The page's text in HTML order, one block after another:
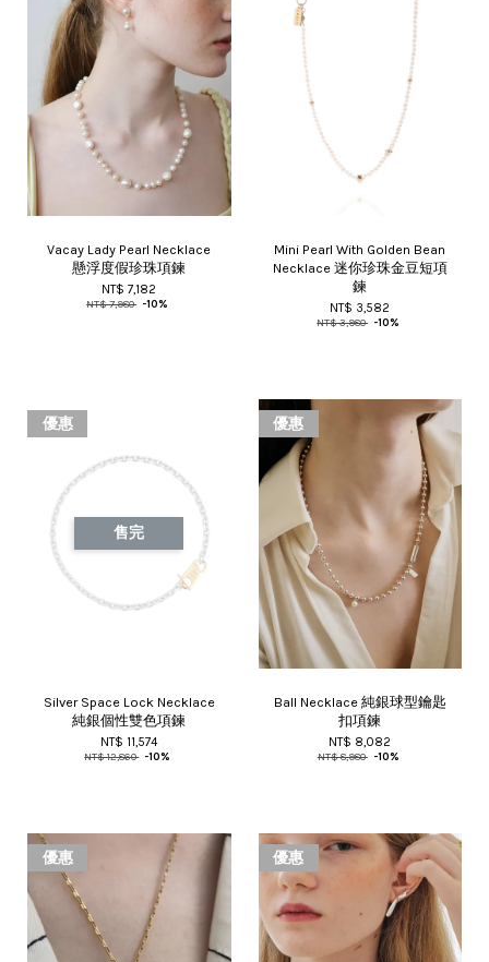
Vacay Lady Pearl Necklace
懸浮度假珍珠項鍊
NT$ 7,182
NT$ 7,980 -10%
Mini Pearl With Golden Bean
Necklace 迷你珍珠金豆短項
鍊
NT$ 3,582
NT$ 3,980 -10%
優惠
售完
Silver Space Lock Necklace
純銀個性雙色項鍊
NT$ 11,574
NT$ 12,860 -10%
優惠
Ball Necklace 純銀球型鑰匙
扣項鍊
NT$ 8,082
NT$ 8,980 -10%
優惠 優惠